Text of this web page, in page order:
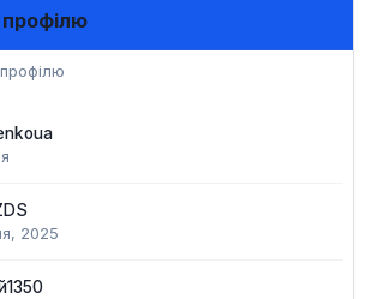
профілю
2025